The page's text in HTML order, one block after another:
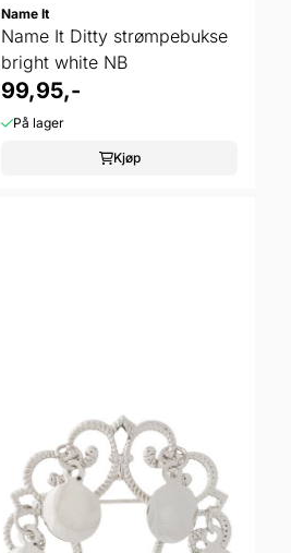
Name It
Name It Ditty strømpebukse
bright white NB
99,95,-
På lager
Kjøp